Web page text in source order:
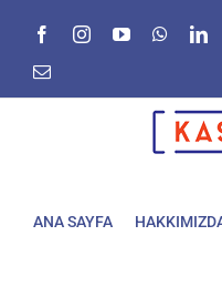
FacebookInstagramYouTube
E-
ANA SAYFA